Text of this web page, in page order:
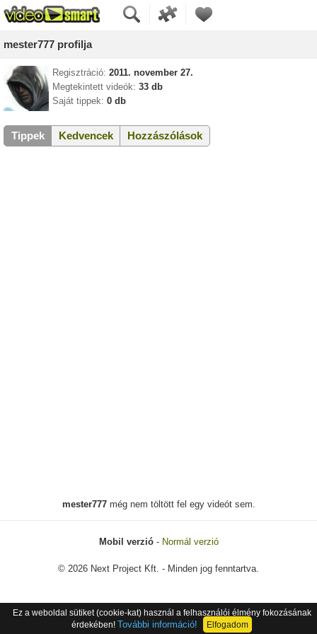
mester777 profilja
Regisztráció: 2011. november 27.
Megtekintett videók: 33 db
Saját tippek: 0 db
Tippek Kedvencek Hozzászólások
mester777még nem töltött fel egy videót sem.
Mobil verzió- Normál verzió
© 2026 Next Project Kft. - Minden jog fenntartva.
Ez a weboldal sütiket (cookie-kat) használ a felhasználói élmény fokozásának
érdekében! További információ! Elfogadom